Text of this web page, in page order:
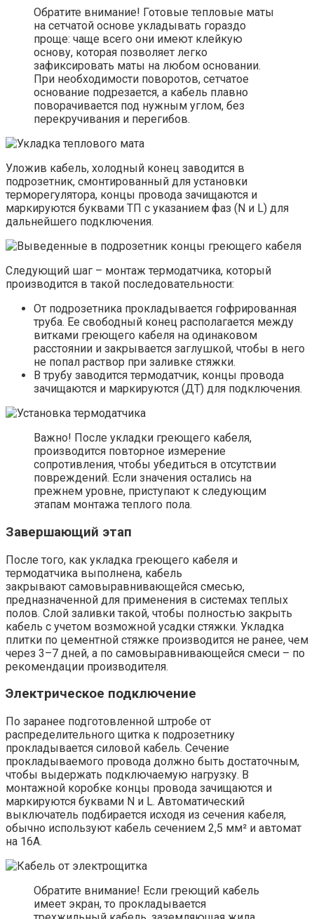
Обратите внимание! Готовые тепловые маты
на сетчатой основе укладывать гораздо
проще: чаще всего они имеют клейкую
основу, которая позволяет легко
зафиксировать маты на любом основании.
При необходимости поворотов, сетчатое
основание подрезается, а кабель плавно
поворачивается под нужным углом, без
перекручивания и перегибов.
Уложив кабель, холодный конец заводится в
подрозетник, смонтированный для установки
терморегулятора, концы провода зачищаются и
маркируются буквами ТП с указанием фаз (N и L) для
дальнейшего подключения.
Следующий шаг – монтаж термодатчика, который
производится в такой последовательности:
От подрозетника прокладывается гофрированная
труба. Ее свободный конец располагается между
витками греющего кабеля на одинаковом
расстоянии и закрывается заглушкой, чтобы в него
не попал раствор при заливке стяжки.
В трубу заводится термодатчик, концы провода
зачищаются и маркируются (ДТ) для подключения.
Важно! После укладки греющего кабеля,
производится повторное измерение
сопротивления, чтобы убедиться в отсутствии
повреждений. Если значения остались на
прежнем уровне, приступают к следующим
этапам монтажа теплого пола.
Завершающий этап
После того, как укладка греющего кабеля и
термодатчика выполнена, кабель
закрывают самовыравнивающейся смесью,
предназначенной для применения в системах теплых
полов. Слой заливки такой, чтобы полностью закрыть
кабель с учетом возможной усадки стяжки. Укладка
плитки по цементной стяжке производится не ранее, чем
через 3–7 дней, а по самовыравнивающейся смеси – по
рекомендации производителя.
Электрическое подключение
По заранее подготовленной штробе от
распределительного щитка к подрозетнику
прокладывается силовой кабель. Сечение
прокладываемого провода должно быть достаточным,
чтобы выдержать подключаемую нагрузку. В
монтажной коробке концы провода зачищаются и
маркируются буквами N и L. Автоматический
выключатель подбирается исходя из сечения кабеля,
обычно используют кабель сечением 2,5 мм² и автомат
на 16А.
Обратите внимание! Если греющий кабель
имеет экран, то прокладывается